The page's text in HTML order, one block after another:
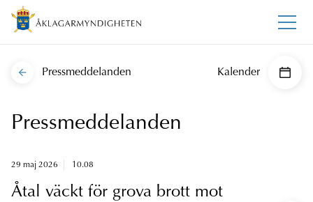
Pressmeddelanden Kalender
Pressmeddelanden
29 maj 2026 10.08
Åtal väckt för grova brott mot